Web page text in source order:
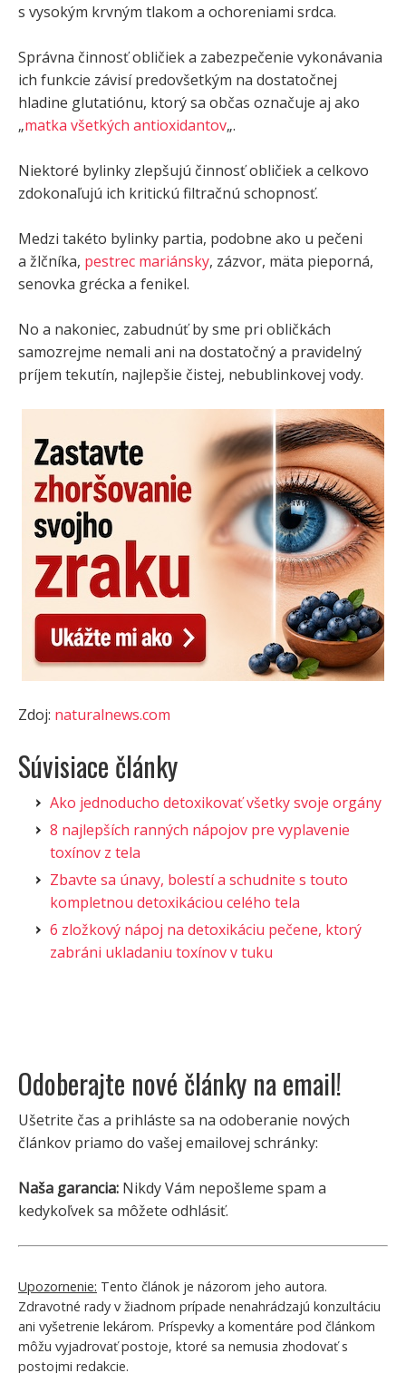
s vysokým krvným tlakom a ochoreniami srdca.
Správna činnosť obličiek a zabezpečenie vykonávania
ich funkcie závisí predovšetkým na dostatočnej
hladine glutatiónu, ktorý sa občas označuje aj ako
„matka všetkých antioxidantov„.
Niektoré bylinky zlepšujú činnosť obličiek a celkovo
zdokonaľujú ich kritickú filtračnú schopnosť.
Medzi takéto bylinky partia, podobne ako u pečeni
a žlčníka, pestrec mariánsky, zázvor, mäta pieporná,
senovka grécka a fenikel.
No a nakoniec, zabudnúť by sme pri obličkách
samozrejme nemali ani na dostatočný a pravidelný
príjem tekutín, najlepšie čistej, nebublinkovej vody.
Zdoj: naturalnews.com
Súvisiace články
Ako jednoducho detoxikovať všetky svoje orgány
8 najlepších ranných nápojov pre vyplavenie
toxínov z tela
Zbavte sa únavy, bolestí a schudnite s touto
kompletnou detoxikáciou celého tela
6 zložkový nápoj na detoxikáciu pečene, ktorý
zabráni ukladaniu toxínov v tuku
Odoberajte nové články na email!
Ušetrite čas a prihláste sa na odoberanie nových
článkov priamo do vašej emailovej schránky:
Naša garancia: Nikdy Vám nepošleme spam a
kedykoľvek sa môžete odhlásiť.
Upozornenie: Tento článok je názorom jeho autora.
Zdravotné rady v žiadnom prípade nenahrádzajú konzultáciu
ani vyšetrenie lekárom. Príspevky a komentáre pod článkom
môžu vyjadrovať postoje, ktoré sa nemusia zhodovať s
postojmi redakcie.